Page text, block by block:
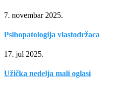
7. novembar 2025.
Psihopatologija vlastodržaca
17. jul 2025.
Užička nedelja mali oglasi